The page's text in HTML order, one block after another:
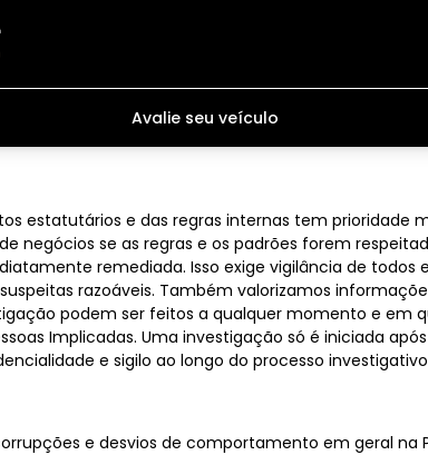
Avalie seu veículo
estatutários e das regras internas tem prioridade
negócios se as regras e os padrões forem
remediada. Isso exige vigilância de
razoáveis. Também valorizamos
podem ser feitos a qualquer momento e em
Implicadas. Uma investigação só é iniciada
e sigilo ao longo do processo
e desvios de comportamento em geral